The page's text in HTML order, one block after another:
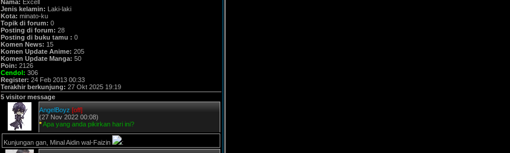
Nama: Excell
Jenis kelamin: Laki-laki
Kota: minato-ku
Topik di forum: 0
Posting di forum: 28
Posting di buku tamu : 0
Komen News: 15
Komen Update Anime: 205
Komen Update Manga: 50
Poin: 2126
Cendol: 306
Register: 24 Feb 2013 00:33
Terakhir berkunjung: 27 Okt 2025 19:19
5 visitor message
AngelBoyz [off]
(27 Nov 2022 00:08)
*Apa yang anda pikirkan hari ini?
Kunjungan gan, Minal Aidin wal-Faizin :